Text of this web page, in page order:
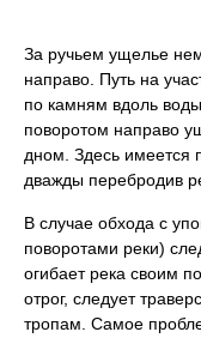
За ручьем ущелье
направо. Путь на
по камням вдоль
поворотом направо
дном. Здесь имеется
дважды перебродив
В случае обхода с
поворотами реки)
огибает река своим
отрог, следует
тропам. Самое